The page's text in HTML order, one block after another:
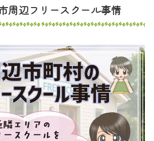
周辺フリースクール事情